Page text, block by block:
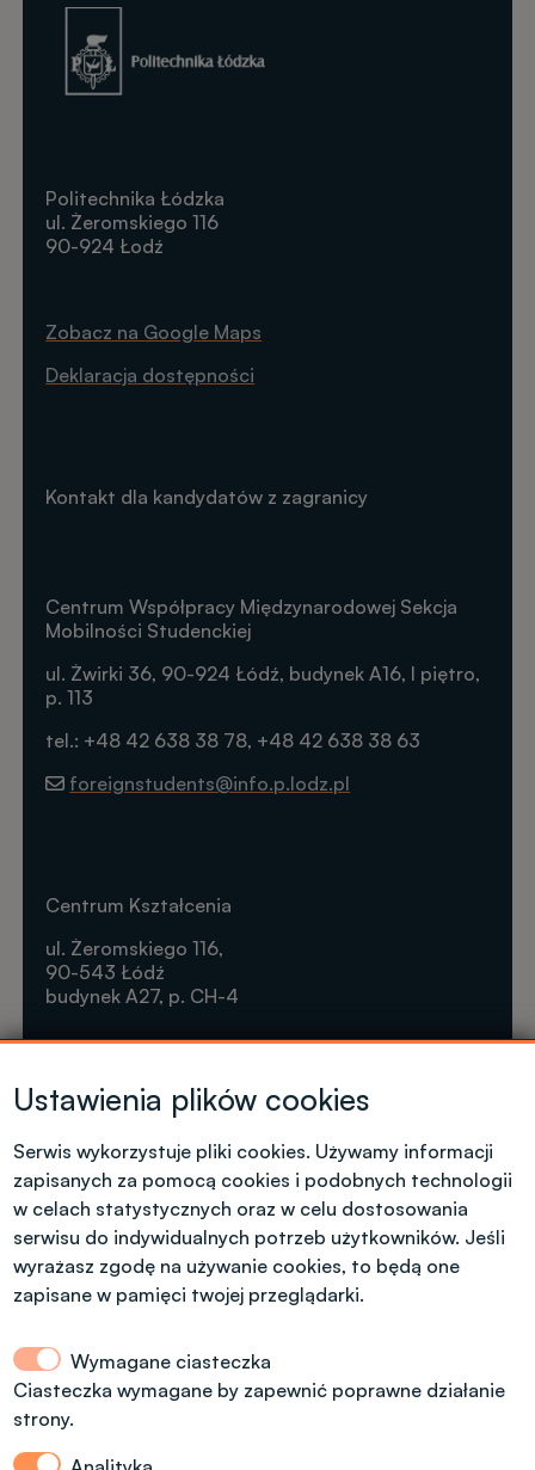
Obraz
Politechnika Łódzka
ul. Żeromskiego 116
90-924 Łodź
Zobacz na Google Maps
Deklaracja dostępności
Kontakt dla kandydatów z polskim
obywatelstwem
Dział Rekrutacji Politechniki Łódzkiej
ul. Radwańska 29, budynek A13, (dodatkowe
wejście od ul. Stefanowskiego 22)
Kontakt dla kandydatów z zagranicy
Centrum Współpracy Międzynarodowej Sekcja
Mobilności Studenckiej
ul. Żwirki 36, 90-924 Łódź, budynek A16, I piętro,
p. 113
tel.: +48 42 638 38 78, +48 42 638 38 63
foreignstudents@info.p.lodz.pl
Centrum Kształcenia
ul. Żeromskiego 116,
90-543 Łódź
budynek A27, p. CH-4
Tel. +48 42 631 23 14
microcredentials@info.p.lodz.pl
Ustawienia plików cookies
Serwis wykorzystuje pliki cookies. Używamy informacji
zapisanych za pomocą cookies i podobnych technologii
w celach statystycznych oraz w celu dostosowania
serwisu do indywidualnych potrzeb użytkowników. Jeśli
wyrażasz zgodę na używanie cookies, to będą one
zapisane w pamięci twojej przeglądarki.
Wymagane ciasteczka
Ciasteczka wymagane by zapewnić poprawne działanie
strony.